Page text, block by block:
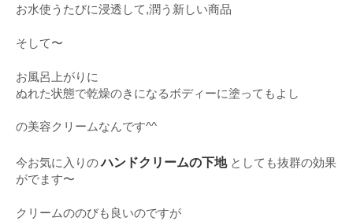
お水使うたびに浸透して,潤う新しい商品
そして〜
お風呂上がりに
ぬれた状態で乾燥のきになるボディーに塗ってもよし
の美容クリームなんです^^
今お気に入りの ハンドクリームの下地 としても抜群の効果
がでます〜
クリームののびも良いのですが